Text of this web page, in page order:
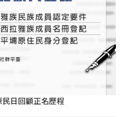
日回顧正名歷程